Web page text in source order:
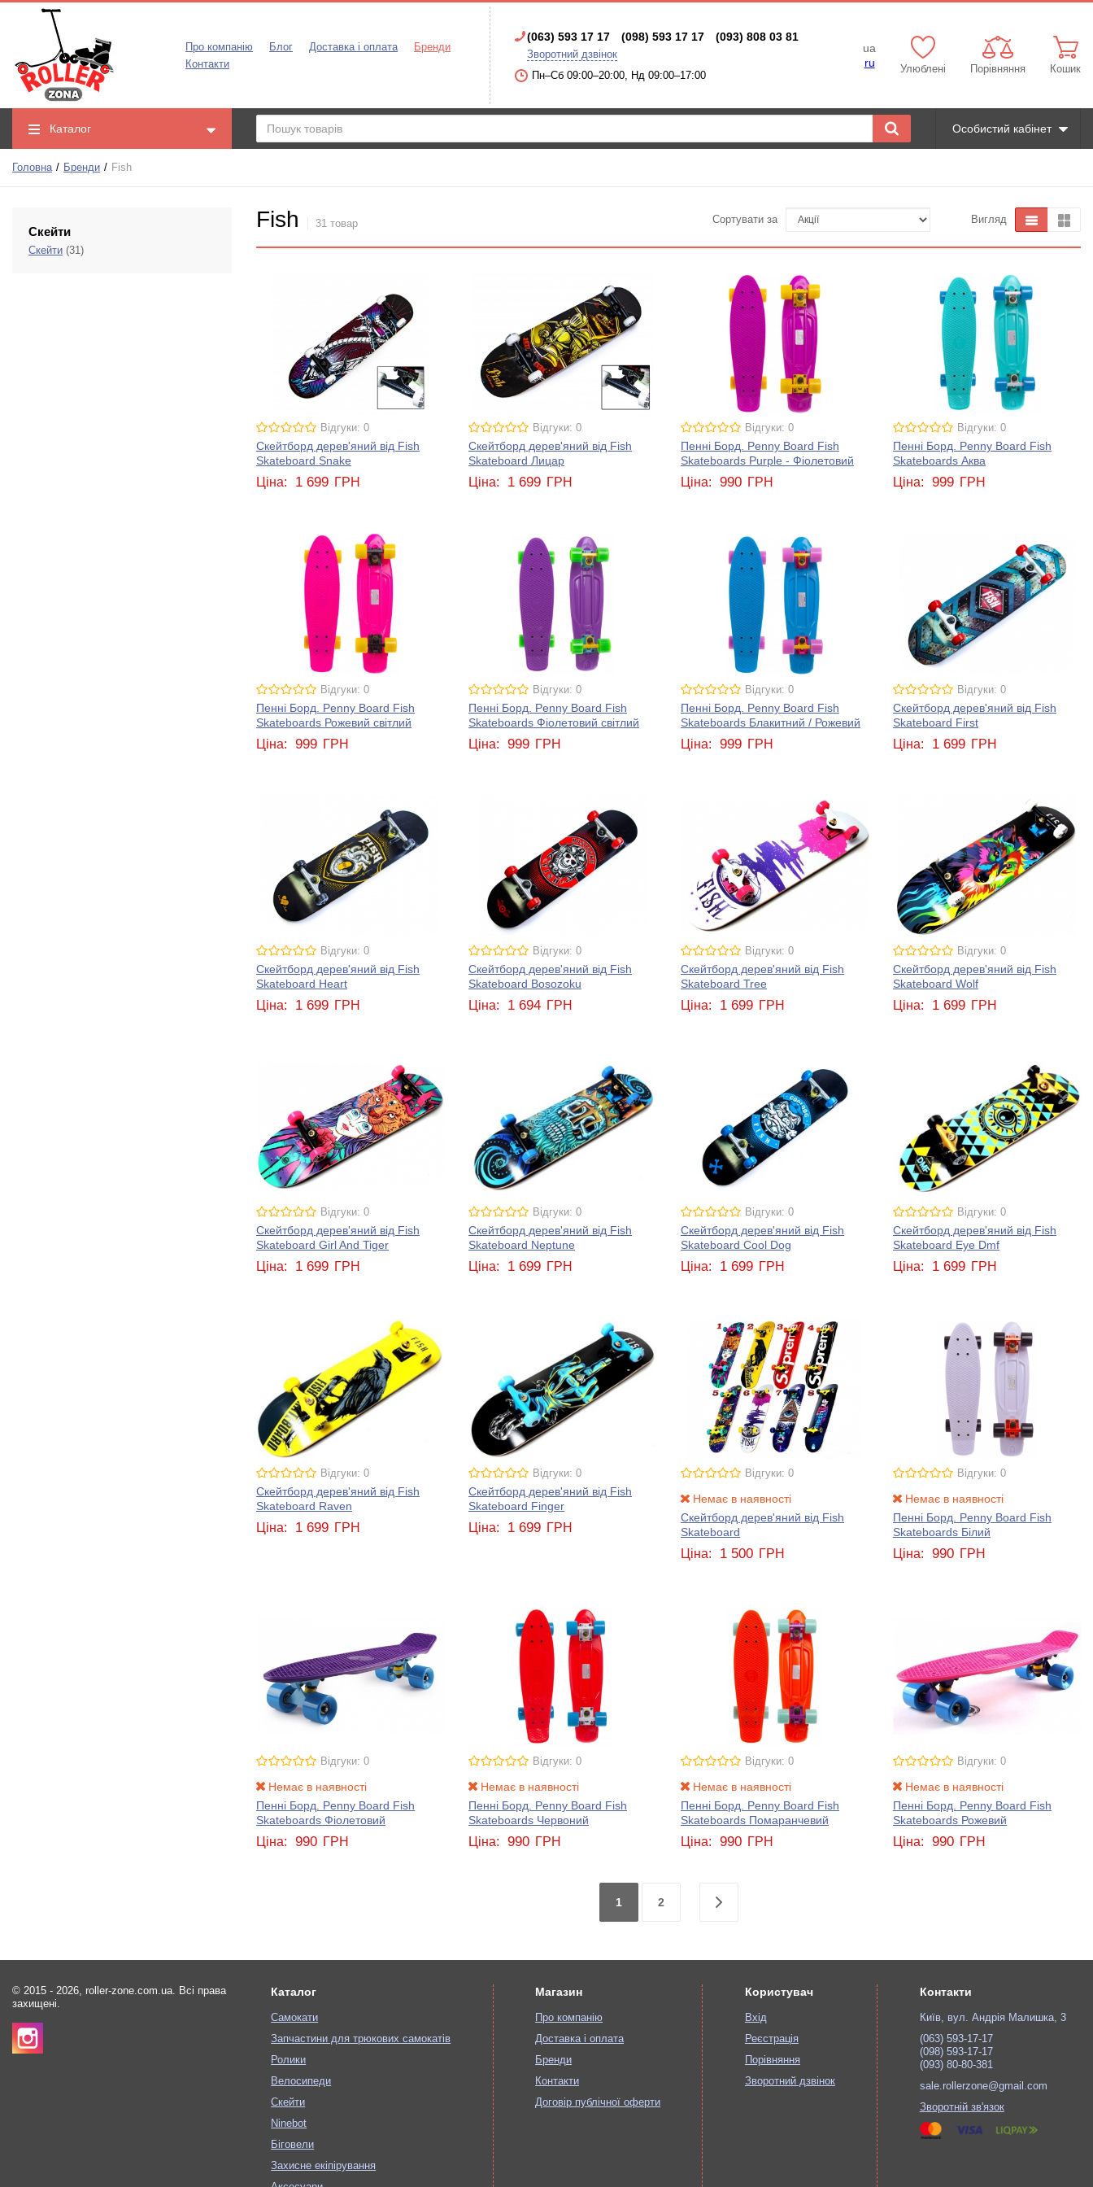
Про компанію Блог Доставка і оплата
Бренди
Контакти
(063) 593 17 17 (098) 593 17 17 (093) 808 03 81
Зворотний дзвінок
Пн–Сб 09:00–20:00, Нд 09:00–17:00
ua
ru
Улюблені Порівняння Кошик
Каталог Особистий кабінет
Головна Бренди Fish
Скейти
Скейти (31)
Fish 31 товар Сортувати за Вигляд
Відгуки: 0
Скейтборд дерев'яний від Fish
Skateboard Snake
Ціна: 1 699 ГРН
Відгуки: 0
Скейтборд дерев'яний від Fish
Skateboard Лицар
Ціна: 1 699 ГРН
Відгуки: 0
Пенні Борд. Penny Board Fish
Skateboards Purple - Фіолетовий
Ціна: 990 ГРН
Відгуки: 0
Пенні Борд. Penny Board Fish
Skateboards Аква
Ціна: 999 ГРН
Відгуки: 0
Пенні Борд. Penny Board Fish
Skateboards Рожевий світлий
Ціна: 999 ГРН
Відгуки: 0
Пенні Борд. Penny Board Fish
Skateboards Фіолетовий світлий
Ціна: 999 ГРН
Відгуки: 0
Пенні Борд. Penny Board Fish
Skateboards Блакитний / Рожевий
Ціна: 999 ГРН
Відгуки: 0
Скейтборд дерев'яний від Fish
Skateboard First
Ціна: 1 699 ГРН
Відгуки: 0
Скейтборд дерев'яний від Fish
Skateboard Heart
Ціна: 1 699 ГРН
Відгуки: 0
Скейтборд дерев'яний від Fish
Skateboard Bosozoku
Ціна: 1 694 ГРН
Відгуки: 0
Скейтборд дерев'яний від Fish
Skateboard Tree
Ціна: 1 699 ГРН
Відгуки: 0
Скейтборд дерев'яний від Fish
Skateboard Wolf
Ціна: 1 699 ГРН
Відгуки: 0
Скейтборд дерев'яний від Fish
Skateboard Girl And Tiger
Ціна: 1 699 ГРН
Відгуки: 0
Скейтборд дерев'яний від Fish
Skateboard Neptune
Ціна: 1 699 ГРН
Відгуки: 0
Скейтборд дерев'яний від Fish
Skateboard Cool Dog
Ціна: 1 699 ГРН
Відгуки: 0
Скейтборд дерев'яний від Fish
Skateboard Eye Dmf
Ціна: 1 699 ГРН
Відгуки: 0
Скейтборд дерев'яний від Fish
Skateboard Raven
Ціна: 1 699 ГРН
Відгуки: 0
Скейтборд дерев'яний від Fish
Skateboard Finger
Ціна: 1 699 ГРН
Відгуки: 0
Немає в наявності
Скейтборд дерев'яний від Fish
Skateboard
Ціна: 1 500 ГРН
Відгуки: 0
Немає в наявності
Пенні Борд. Penny Board Fish
Skateboards Білий
Ціна: 990 ГРН
Відгуки: 0
Немає в наявності
Пенні Борд. Penny Board Fish
Skateboards Фіолетовий
Ціна: 990 ГРН
Відгуки: 0
Немає в наявності
Пенні Борд. Penny Board Fish
Skateboards Червоний
Ціна: 990 ГРН
Відгуки: 0
Немає в наявності
Пенні Борд. Penny Board Fish
Skateboards Помаранчевий
Ціна: 990 ГРН
Відгуки: 0
Немає в наявності
Пенні Борд. Penny Board Fish
Skateboards Рожевий
Ціна: 990 ГРН
1 2
© 2015 - 2026, roller-zone.com.ua. Всі права
захищені.
Каталог
Самокати
Запчастини для трюкових самокатів
Ролики
Велосипеди
Скейти
Ninebot
Біговели
Захисне екіпірування
Магазин
Про компанію
Доставка і оплата
Бренди
Контакти
Договір публічної оферти
Користувач
Вхід
Реєстрація
Порівняння
Зворотний дзвінок
Контакти
Київ, вул. Андрія Малишка, 3
(063) 593-17-17
(098) 593-17-17
(093) 80-80-381
sale.rollerzone@gmail.com
Зворотній зв'язок